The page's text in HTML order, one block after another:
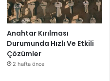
Anahtar Kırılması
Durumunda Hızlı Ve Etkili
Çözümler
2 hafta önce